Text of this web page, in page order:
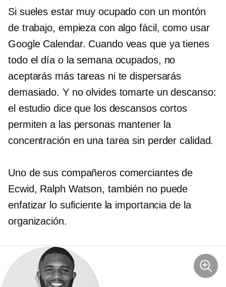
Si sueles estar muy ocupado con un montón
de trabajo, empieza con algo fácil, como usar
Google Calendar. Cuando veas que ya tienes
todo el día o la semana ocupados, no
aceptarás más tareas ni te dispersarás
demasiado. Y no olvides tomarte un descanso:
el estudio dice que los descansos cortos
permiten a las personas mantener la
concentración en una tarea sin perder calidad.
Uno de sus compañeros comerciantes de
Ecwid, Ralph Watson, también no puede
enfatizar lo suficiente la importancia de la
organización.